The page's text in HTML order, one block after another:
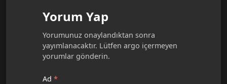
Yorum Yap
Yorumunuz onaylandıktan sonra
yayımlanacaktır. Lütfen argo içermeyen
yorumlar gönderin.
Ad *